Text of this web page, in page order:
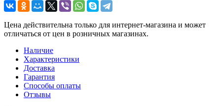
Цена действительна только для интернет-магазина и может
отличаться от цен в розничных магазинах.
Наличие
Характеристики
Доставка
Гарантия
Способы оплаты
Отзывы